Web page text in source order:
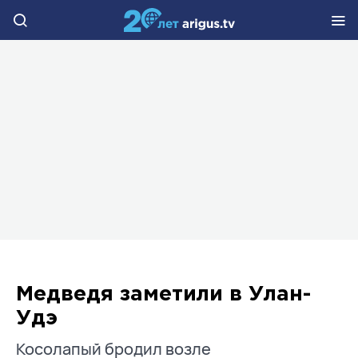
Медведя заметили в Улан-
Удэ
Косолапый бродил возле